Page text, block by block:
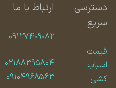
دسترسی
سریع
قیمت
اسباب
کشی
ارتباط با ما
۰۹۱۲۷۴۰۹۰۸۲
۰۲۱۸۸۳۹۵۸۰۴
۰۹۱۰۴۹۶۸۵۶۳